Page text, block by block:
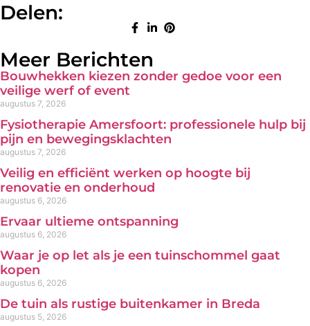
Delen:
Meer Berichten
Bouwhekken kiezen zonder gedoe voor een
veilige werf of event
augustus 7, 2026
Fysiotherapie Amersfoort: professionele hulp bij
pijn en bewegingsklachten
augustus 7, 2026
Veilig en efficiënt werken op hoogte bij
renovatie en onderhoud
augustus 6, 2026
Ervaar ultieme ontspanning
augustus 6, 2026
Waar je op let als je een tuinschommel gaat
kopen
augustus 6, 2026
De tuin als rustige buitenkamer in Breda
augustus 5, 2026